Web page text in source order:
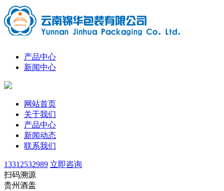
产品中心
新闻中心
网站首页
关于我们
产品中心
新闻动态
联系我们
13312532989 立即咨询
扫码溯源
贵州酒盖